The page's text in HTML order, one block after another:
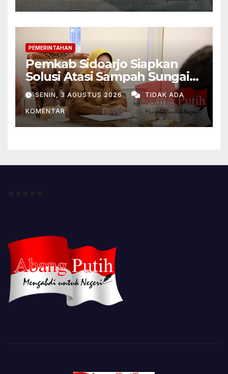
PEMERINTAHAN
Pemkab Sidoarjo Siapkan
Solusi Atasi Sampah Sungai
Sukodono
SENIN, 3 AGUSTUS 2026 TIDAK ADA
KOMENTAR